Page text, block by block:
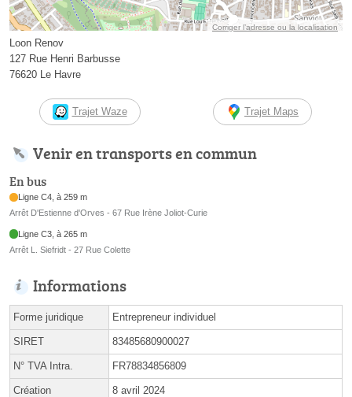
Corriger l’adresse ou la localisation
Loon Renov
127 Rue Henri Barbusse
76620 Le Havre
Trajet Waze Trajet Maps
Venir en transports en commun
En bus
Ligne C4, à 259 m
Arrêt D'Estienne d'Orves - 67 Rue Irène Joliot-Curie
Ligne C3, à 265 m
Arrêt L. Siefridt - 27 Rue Colette
Informations
Forme juridique Entrepreneur individuel
SIRET 83485680900027
N° TVA Intra. FR78834856809
Création 8 avril 2024